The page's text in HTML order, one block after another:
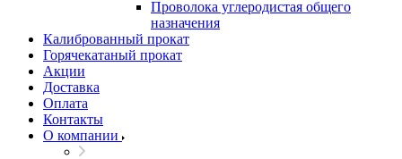
Проволока углеродистая общего
назначения
Калиброванный прокат
Горячекатаный прокат
Акции
Доставка
Оплата
Контакты
О компании